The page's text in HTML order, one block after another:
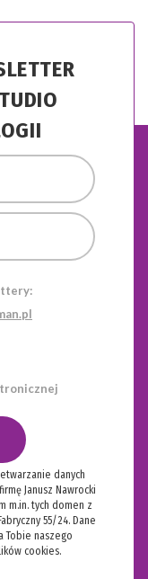
danych
Janusz Nawrocki
m.in. tych domen z
55/24. Dane
Tobie naszego
cookies.